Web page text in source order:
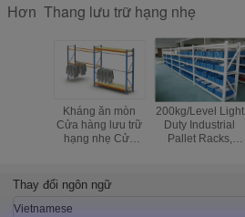
Hơn Thang lưu trữ hạng nhẹ
Kháng ăn mòn
Cửa hàng lưu trữ
hạng nhẹ Cửa
hàng
200kg/Level Light
Duty Industrial
Pallet Racks,
Thay đổi ngôn ngữ
Vietnamese